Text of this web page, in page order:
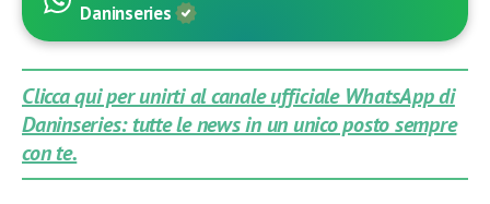
Daninseries
Clicca qui per unirti al canale ufficiale WhatsApp di
Daninseries: tutte le news in un unico posto sempre
con te.